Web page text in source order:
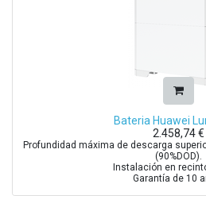
Bateria Huawei
2.458,74€
Profundidad máxima de descarga
(90%DOD).
Instalación en
Garantía de 10